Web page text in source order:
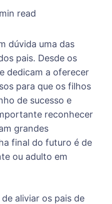
read
dúvida uma das
pais. Desde os
dedicam a oferecer
para que os filhos
de sucesso e
reconhecer
grandes
final do futuro é de
ou adulto em
aliviar os pais de